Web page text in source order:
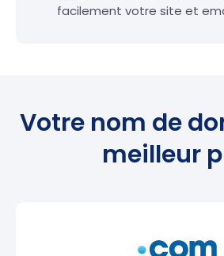
facilement votre site et
Votre nom de
meilleur